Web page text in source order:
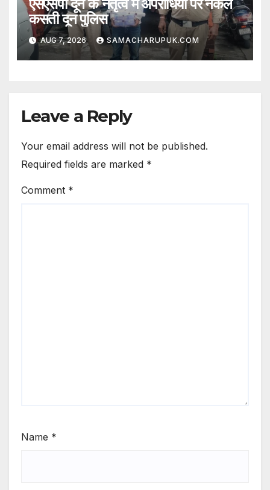
एसएसपी दून के नेतृत्व में अपराधियो पर नकेल
कसती दून पुलिस
AUG 7, 2026 SAMACHARUPUK.COM
Leave a Reply
Your email address will not be published.
Required fields are marked *
Comment *
Name *